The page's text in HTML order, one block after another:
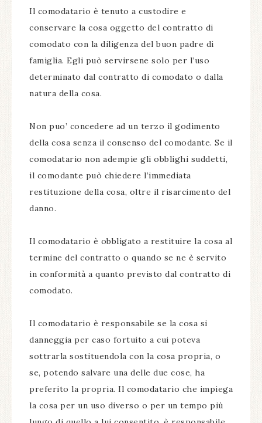
Il comodatario è tenuto a custodire e
conservare la cosa oggetto del contratto di
comodato con la diligenza del buon padre di
famiglia. Egli può servirsene solo per l’uso
determinato dal contratto di comodato o dalla
natura della cosa.
Non puo’ concedere ad un terzo il godimento
della cosa senza il consenso del comodante. Se il
comodatario non adempie gli obblighi suddetti,
il comodante può chiedere l’immediata
restituzione della cosa, oltre il risarcimento del
danno.
Il comodatario è obbligato a restituire la cosa al
termine del contratto o quando se ne è servito
in conformità a quanto previsto dal contratto di
comodato.
Il comodatario è responsabile se la cosa si
danneggia per caso fortuito a cui poteva
sottrarla sostituendola con la cosa propria, o
se, potendo salvare una delle due cose, ha
preferito la propria. Il comodatario che impiega
la cosa per un uso diverso o per un tempo più